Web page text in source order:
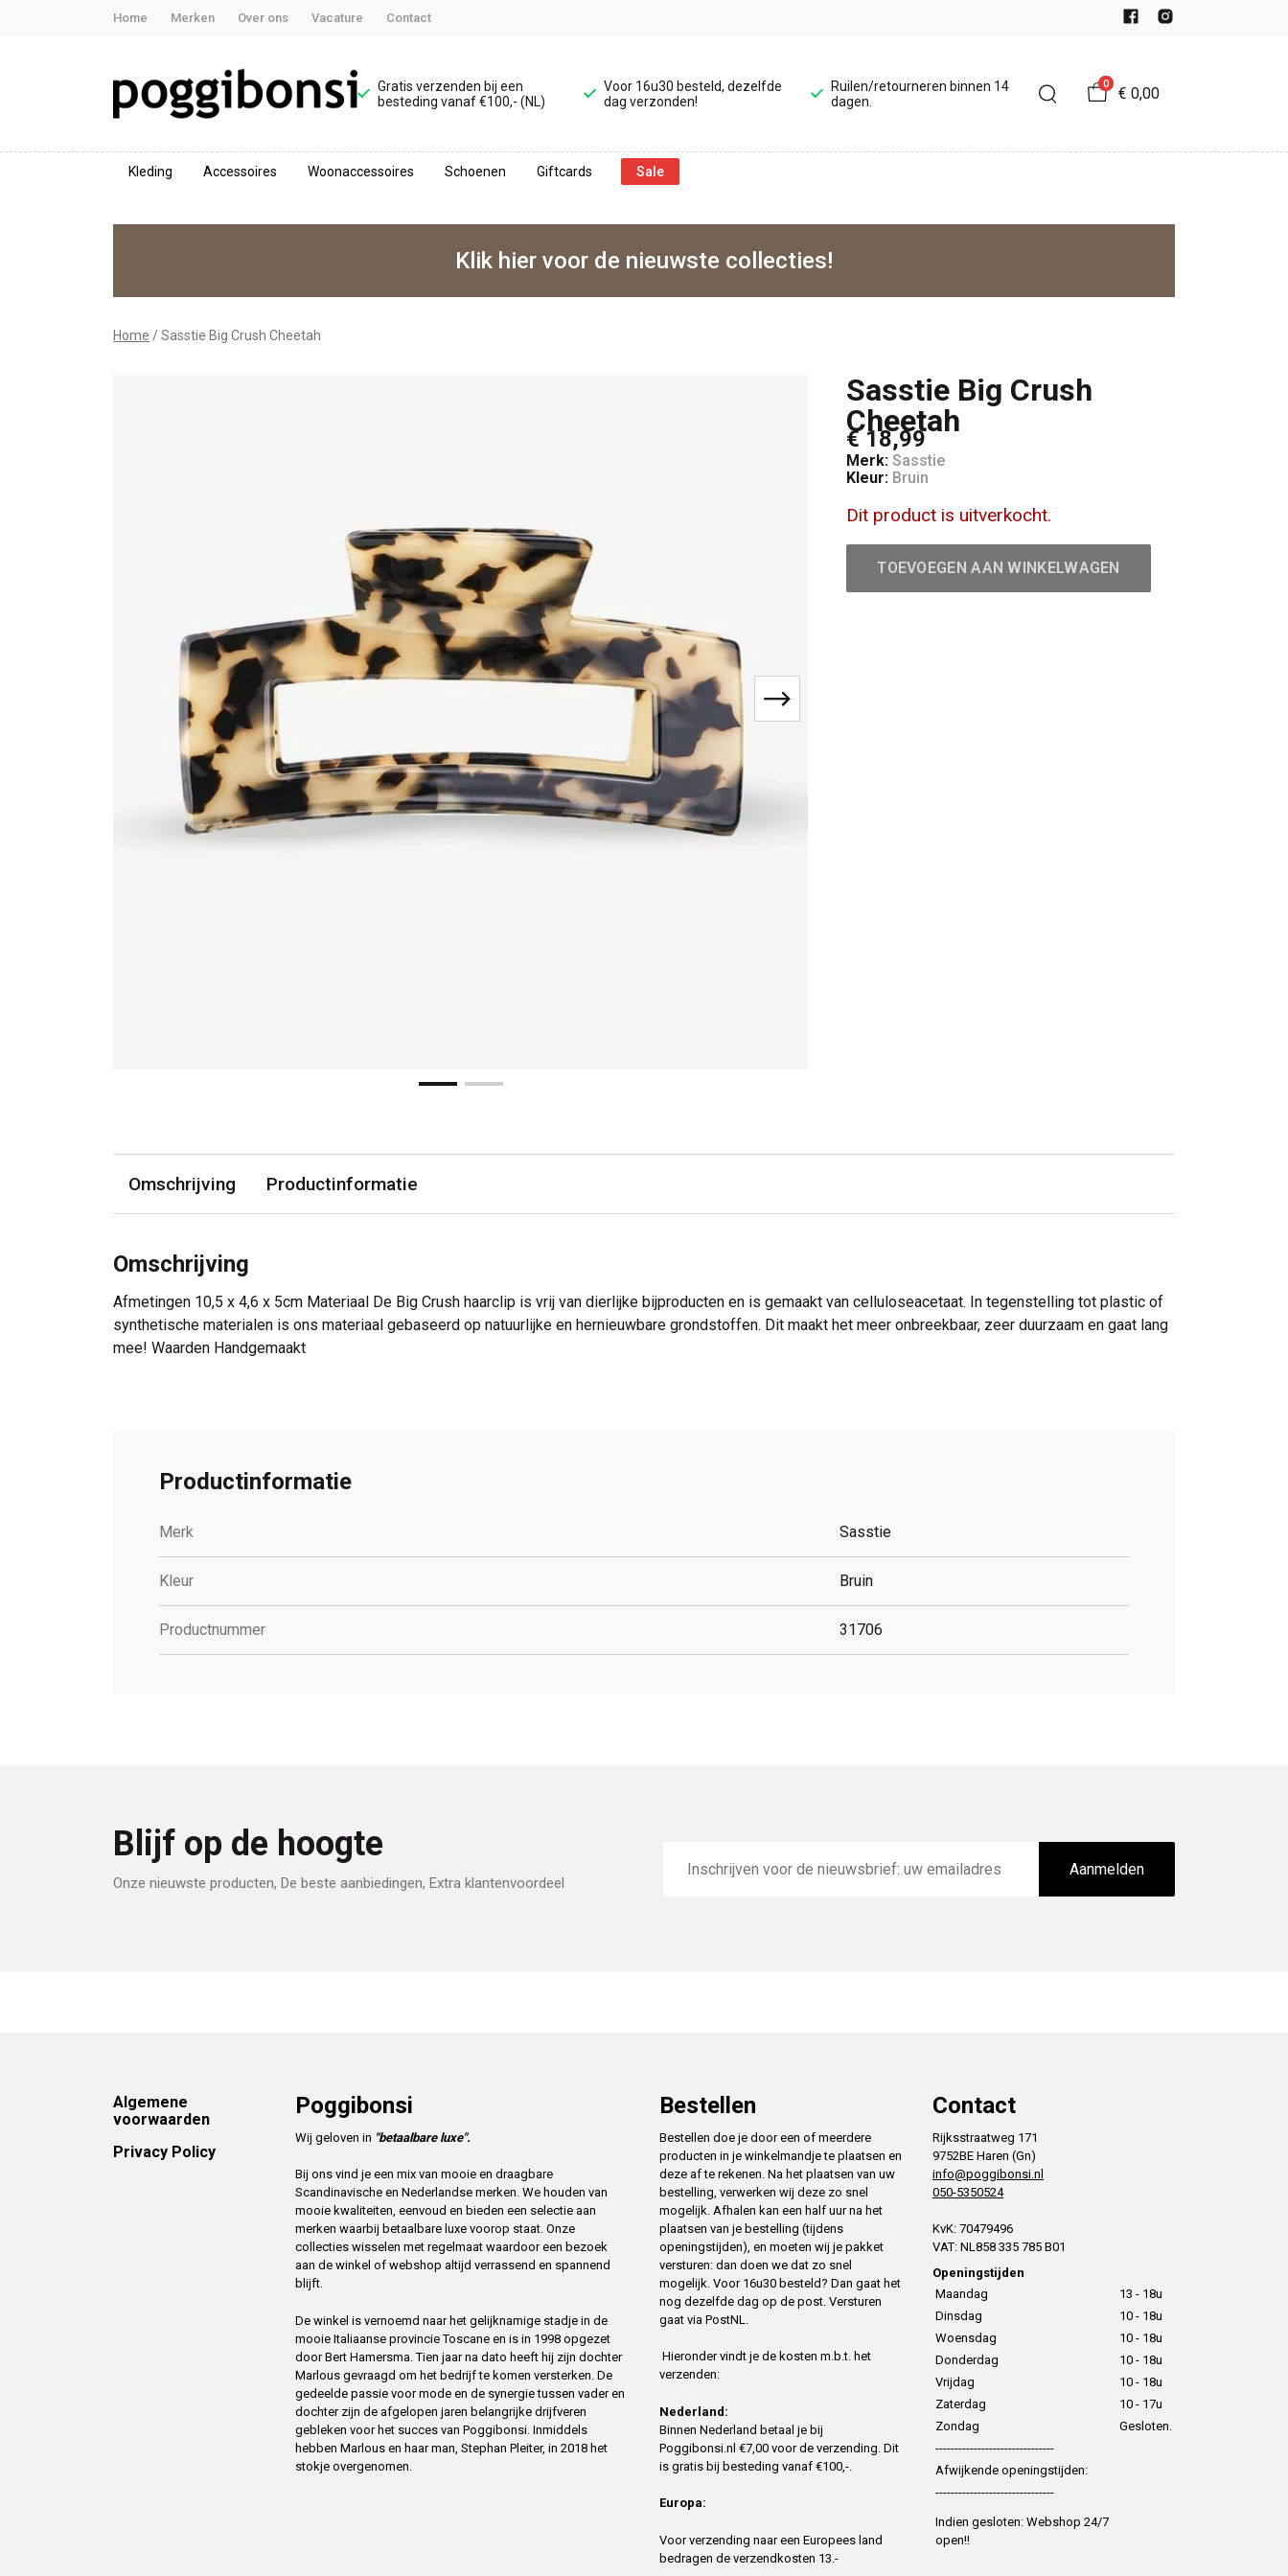
Home Merken Over ons Vacature Contact
Gratis verzenden bij een
besteding vanaf €100,- (NL)
Voor 16u30 besteld, dezelfde
dag verzonden!
Ruilen/retourneren binnen 14
dagen.
0
€ 0,00
Kleding Accessoires Woonaccessoires Schoenen Giftcards Sale
Sasstie
Crush
Cheetah
Klik hier voor de nieuwste collecties!
Home Sasstie Big Crush Cheetah
Sasstie Big Crush
Cheetah
€ 18,99
Merk: Sasstie
Kleur: Bruin
Dit product is uitverkocht.
TOEVOEGEN AAN WINKELWAGEN
Omschrijving Productinformatie
Omschrijving
Afmetingen 10,5 x 4,6 x 5cm Materiaal De Big Crush haarclip is vrij van dierlijke bijproducten en is gemaakt van celluloseacetaat. In tegenstelling tot plastic of
synthetische materialen is ons materiaal gebaseerd op natuurlijke en hernieuwbare grondstoffen. Dit maakt het meer onbreekbaar, zeer duurzaam en gaat lang
mee! Waarden Handgemaakt
Productinformatie
Merk Sasstie
Kleur Bruin
Productnummer 31706
Blijf op de hoogte
Onze nieuwste producten, De beste aanbiedingen, Extra klantenvoordeel
mailadres
Aanmelden
Footer
Algemene
voorwaarden
Privacy Policy
Poggibonsi
Wij geloven in "betaalbare luxe".
Bij ons vind je een mix van mooie en draagbare
Scandinavische en Nederlandse merken. We houden van
mooie kwaliteiten, eenvoud en bieden een selectie aan
merken waarbij betaalbare luxe voorop staat. Onze
collecties wisselen met regelmaat waardoor een bezoek
aan de winkel of webshop altijd verrassend en spannend
blijft.
De winkel is vernoemd naar het gelijknamige stadje in de
mooie Italiaanse provincie Toscane en is in 1998 opgezet
door Bert Hamersma. Tien jaar na dato heeft hij zijn dochter
Marlous gevraagd om het bedrijf te komen versterken. De
gedeelde passie voor mode en de synergie tussen vader en
dochter zijn de afgelopen jaren belangrijke drijfveren
gebleken voor het succes van Poggibonsi. Inmiddels
hebben Marlous en haar man, Stephan Pleiter, in 2018 het
stokje overgenomen.
Bestellen
Bestellen doe je door een of meerdere
producten in je winkelmandje te plaatsen en
deze af te rekenen. Na het plaatsen van uw
bestelling, verwerken wij deze zo snel
mogelijk. Afhalen kan een half uur na het
plaatsen van je bestelling (tijdens
openingstijden), en moeten wij je pakket
versturen: dan doen we dat zo snel
mogelijk. Voor 16u30 besteld? Dan gaat het
nog dezelfde dag op de post. Versturen
gaat via PostNL.
Hieronder vindt je de kosten m.b.t. het
verzenden:
Nederland:
Binnen Nederland betaal je bij
Poggibonsi.nl €7,00 voor de verzending. Dit
is gratis bij besteding vanaf €100,-.
Europa:
Voor verzending naar een Europees land
bedragen de verzendkosten 13.-
Contact
Rijksstraatweg 171
9752BE Haren (Gn)
info@poggibonsi.nl
050-5350524
KvK: 70479496
VAT: NL858 335 785 B01
Openingstijden
Maandag
13 - 18u
Dinsdag
10 - 18u
Woensdag
10 - 18u
Donderdag
10 - 18u
Vrijdag
10 - 18u
Zaterdag
10 - 17u
Zondag
Gesloten.
-------------------------------
Afwijkende openingstijden:
-------------------------------
Indien gesloten: Webshop 24/7
open!!